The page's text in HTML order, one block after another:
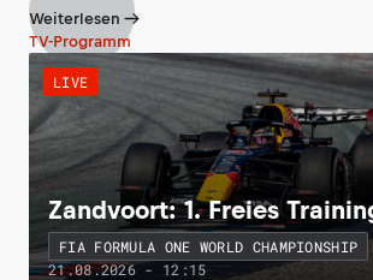
Weiterlesen
TV-Programm
LIVE
Zandvoort: 1. Freies
FIA FORMULA ONE WORLD CHAMPIONSHIP
21.08.2026 - 12:15